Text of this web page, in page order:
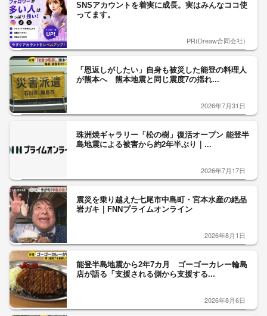
SNSアカウントを着実に成長。実はみんなココ使
ってます。
PR(Dreaw合同会社)
「恩返しがしたい」自身も被災した能登の料理人
が熊本へ 熊本地震と同じ震度7の揺れ...
2026年7月31日
珠洲焼ギャラリー「松の樹」復活オープン 能登半
島地震による被害から約2年半ぶり｜...
2026年7月17日
震災を乗り越えた七尾市中島町・宮本水産の絶品
岩ガキ｜FNNプライムオンライン
2026年8月1日
能登半島地震から2年7カ月 ゴーゴーカレー輪島
店が語る「支援される側から支援する...
2026年8月6日